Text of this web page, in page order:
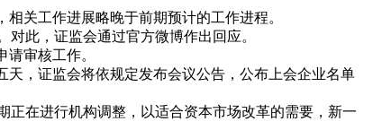
关工作进展略晚于前期预计的工作进程。
此，证监会通过官方微博作出回应。
审核工作。
，证监会将依规定发布会议公告，公布上会企业名单
在进行机构调整，以适合资本市场改革的需要，新一